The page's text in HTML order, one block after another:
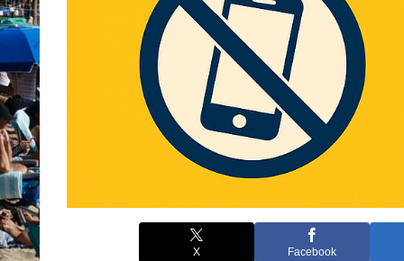
X Facebook